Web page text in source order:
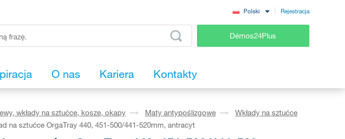
Polski Rejestracja
Démos24Plus
O nas Kariera Kontakty
wkłady na sztućce, kosze, okapy Maty antypoślizgowe
Wkłady na sztućce
na sztućce OrgaTray 440, 451-500/441-520mm, antracyt